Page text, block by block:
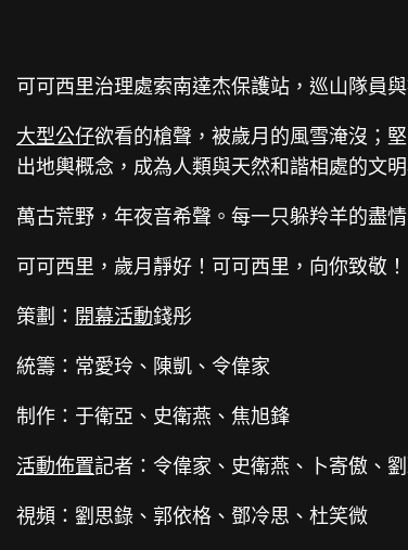
可可西里治理處索南達杰保護站，巡山隊員
大型公仔欲看的槍聲，被歲月的風雪淹沒；
出地輿概念，成為人類與天然和諧相處的文明
萬古荒野，年夜音希聲。每一只躲羚羊的盡
可可西里，歲月靜好！可可西里，向你致敬！
策劃： 開幕活動錢彤
統籌：常愛玲、陳凱、令偉家
制作：于衛亞、史衛燕、焦旭鋒
活動佈置記者：令偉家、史衛燕、卜寄傲、
視頻：劉思錄、郭依格、鄧冷思、杜笑微